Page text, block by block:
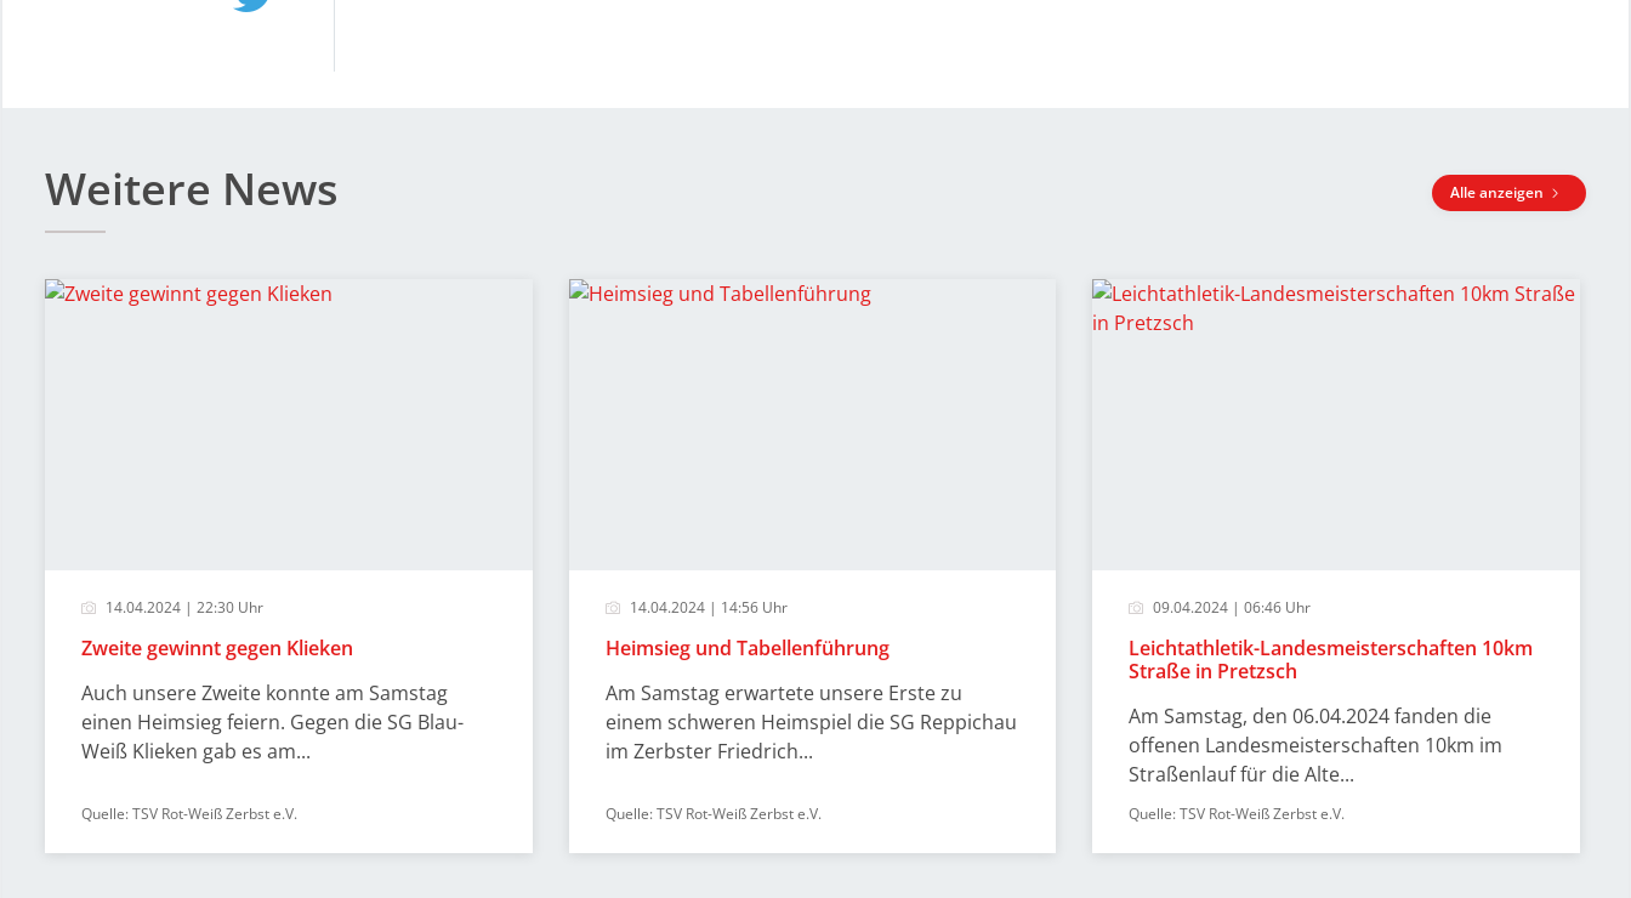
Weitere News Alle anzeigen
14.04.2024 | 22:30 Uhr
Zweite gewinnt gegen Klieken
Auch unsere Zweite konnte am Samstag
einen Heimsieg feiern. Gegen die SG Blau-
Weiß Klieken gab es am...
Quelle: TSV Rot-Weiß Zerbst e.V.
14.04.2024 | 14:56 Uhr
Heimsieg und Tabellenführung
Am Samstag erwartete unsere Erste zu
einem schweren Heimspiel die SG Reppichau
im Zerbster Friedrich...
Quelle: TSV Rot-Weiß Zerbst e.V.
09.04.2024 | 06:46 Uhr
Leichtathletik-Landesmeisterschaften 10km
Straße in Pretzsch
Am Samstag, den 06.04.2024 fanden die
offenen Landesmeisterschaften 10km im
Straßenlauf für die Alte...
Quelle: TSV Rot-Weiß Zerbst e.V.